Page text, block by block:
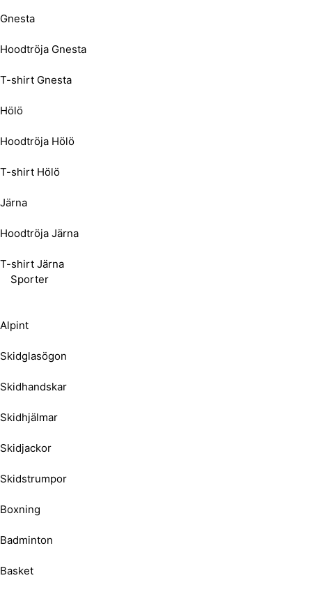
Gnesta
Hoodtröja Gnesta
T-shirt Gnesta
Hölö
Hoodtröja Hölö
T-shirt Hölö
Järna
Hoodtröja Järna
T-shirt Järna
Sporter
Alpint
Skidglasögon
Skidhandskar
Skidhjälmar
Skidjackor
Skidstrumpor
Boxning
Badminton
Basket